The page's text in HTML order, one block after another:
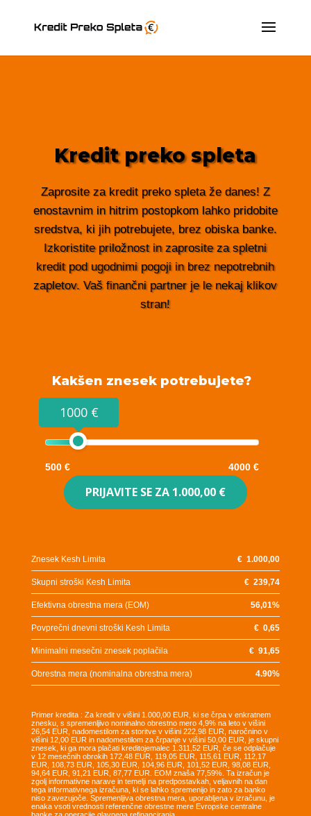
Kredit preko spleta
Zaprosite za kredit preko spleta že danes! Z
enostavnim in hitrim postopkom lahko pridobite
sredstva, ki jih potrebujete, brez obiska banke.
Izkoristite priložnost in zaprosite za spletni
kredit pod ugodnimi pogoji in brez nepotrebnih
zapletov. Vaš finančni partner je le nekaj klikov
stran!
Kakšen znesek potrebujete?
1000 €
500 € 4000 €
PRIJAVITE SE ZA 1.000,00 €
Znesek Kesh Limita €1.000,00
Skupni stroški Kesh Limita €239,74
Efektivna obrestna mera (EOM) 56,01%
Povprečni dnevni stroški Kesh Limita €0,65
Minimalni mesečni znesek poplačila €91,65
Obrestna mera (nominalna obrestna mera) 4.90%
Primer kredita : Za kredit v višini 1.000,00 EUR, ki se črpa v enkratnem
znesku, s spremenljivo nominalno obrestno mero 4,9% na leto v višini
26,54 EUR, nadomestilom za storitve v višini 222,98 EUR, naročnino v
višini 12,00 EUR in nadomestilom za črpanje v višini 50,00 EUR, je skupni
znesek, ki ga mora plačati kreditojemalec 1.311,52 EUR, če se odplačuje
v 12 mesečnih obrokih 172,48 EUR, 119,05 EUR, 115,61 EUR, 112,17
EUR, 108,73 EUR, 105,30 EUR, 104,96 EUR, 101,52 EUR, 98,08 EUR,
94,64 EUR, 91,21 EUR, 87,77 EUR. EOM znaša 77,59%. Ta izračun je
zgolj informativne narave in temelji na predpostavkah, veljavnih na dan
tega informativnega izračuna, ki se lahko spremenijo in zato za banko
niso zavezujoče. Spremenljiva obrestna mera, uporabljena v izračunu, je
enaka vsoti vrednosti referenčne obrestne mere Evropske centralne